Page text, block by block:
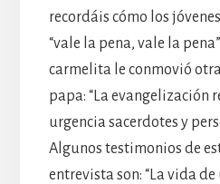
recordáis cómo los
“vale la pena, vale la
carmelita le conmovió
papa: “La evangelización
urgencia sacerdotes y
Algunos testimonios de
entrevista son: “La vida